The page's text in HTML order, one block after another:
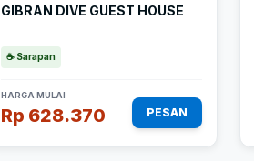
GIBRAN DIVE GUEST HOUSE
☕ Sarapan
HARGA MULAI
Rp 628.370 PESAN